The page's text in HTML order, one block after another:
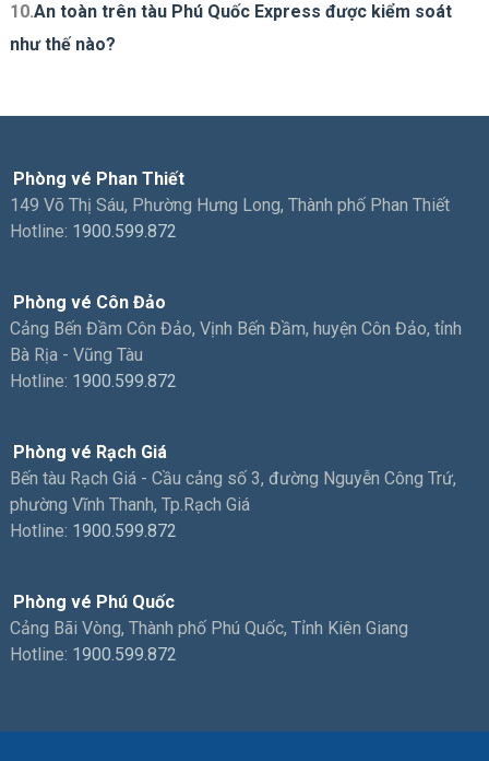
10.An toàn trên tàu Phú Quốc Express được kiểm soát
như thế nào?
Phòng vé Phan Thiết
149 Võ Thị Sáu, Phường Hưng Long, Thành phố Phan Thiết
Hotline: 1900.599.872
Phòng vé Côn Đảo
Cảng Bến Đầm Côn Đảo, Vịnh Bến Đầm, huyện Côn Đảo, tỉnh
Bà Rịa - Vũng Tàu
Hotline: 1900.599.872
Phòng vé Rạch Giá
Bến tàu Rạch Giá - Cầu cảng số 3, đường Nguyễn Công Trứ,
phường Vĩnh Thanh, Tp.Rạch Giá
Hotline: 1900.599.872
Phòng vé Phú Quốc
Cảng Bãi Vòng, Thành phố Phú Quốc, Tỉnh Kiên Giang
Hotline: 1900.599.872